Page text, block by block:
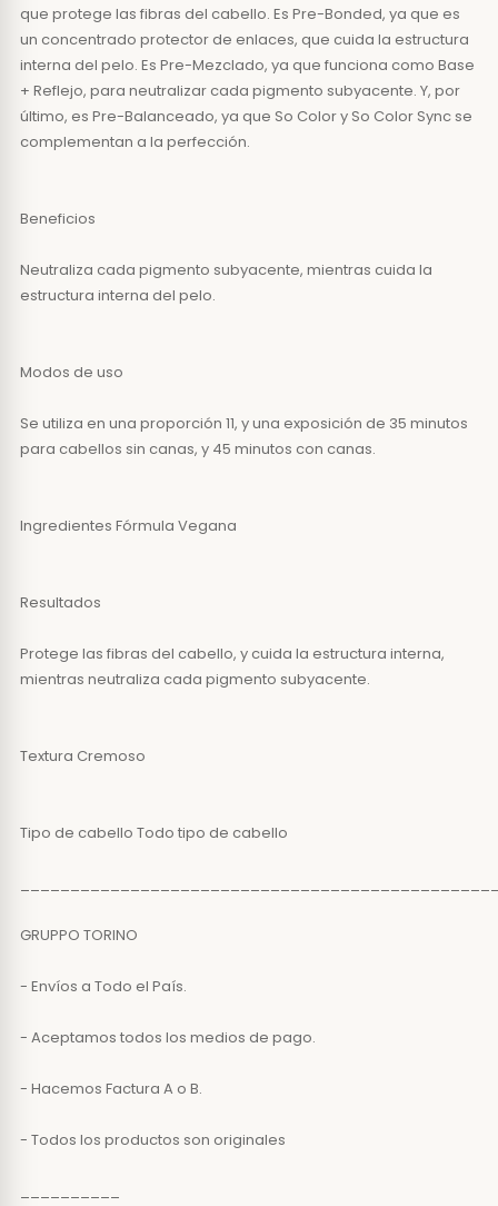
que protege las fibras del cabello. Es Pre-Bonded, ya que es
un concentrado protector de enlaces, que cuida la estructura
interna del pelo. Es Pre-Mezclado, ya que funciona como Base
+ Reflejo, para neutralizar cada pigmento subyacente. Y, por
último, es Pre-Balanceado, ya que So Color y So Color Sync se
complementan a la perfección.
Beneficios
Neutraliza cada pigmento subyacente, mientras cuida la
estructura interna del pelo.
Modos de uso
Se utiliza en una proporción 11, y una exposición de 35 minutos
para cabellos sin canas, y 45 minutos con canas.
Ingredientes Fórmula Vegana
Resultados
Protege las fibras del cabello, y cuida la estructura interna,
mientras neutraliza cada pigmento subyacente.
Textura Cremoso
Tipo de cabello Todo tipo de cabello
GRUPPO TORINO
- Envíos a Todo el País.
- Aceptamos todos los medios de pago.
- Hacemos Factura A o B.
- Todos los productos son originales